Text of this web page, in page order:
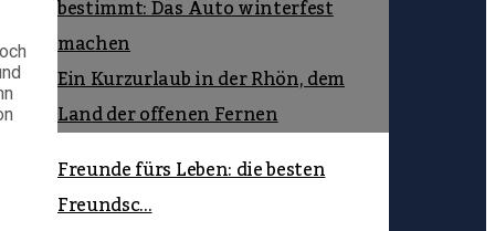
bestimmt: Das Auto winterfest
machen
Ein Kurzurlaub in der Rhön, dem
Land der offenen Fernen
Freunde fürs Leben: die besten
Freundsc...